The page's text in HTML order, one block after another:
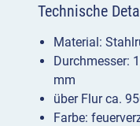
Technische
Material:
Durchmesser:
mm
über Flur ca.
Farbe: